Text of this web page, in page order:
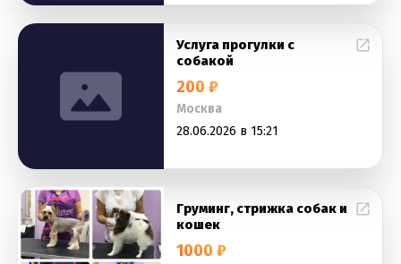
Услуга прогулки с
собакой
200 ₽
Москва
28.06.2026 в 15:21
Груминг, стрижка собак и
кошек
1000 ₽